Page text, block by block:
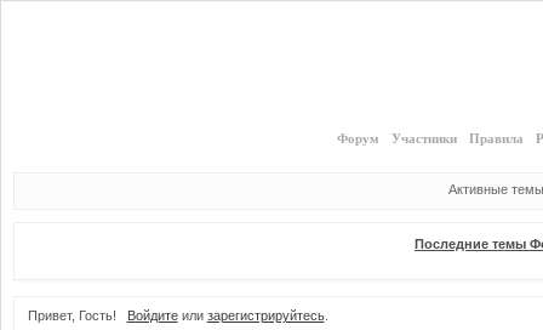
Форум Участники Правила
Активные темы
Последние темы
Привет, Гость! Войдитеили зарегистрируйтесь.